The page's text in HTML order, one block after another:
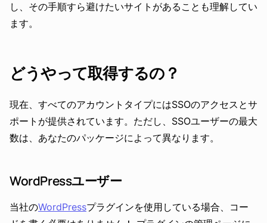
し、その手順すら避けたいサイトがあることも理解してい
ます。
どうやって取得するの？
現在、すべてのアカウントタイプにはSSOのアクセスとサ
ポートが提供されています。ただし、SSOユーザーの最大
数は、あなたのパッケージによって異なります。
WordPressユーザー
当社のWordPressプラグインを使用している場合、コー